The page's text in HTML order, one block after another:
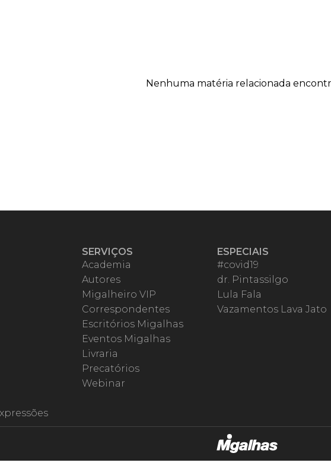
Nenhuma matéria relacionada
SERVIÇOS
Academia
Autores
Migalheiro VIP
Correspondentes
Escritórios Migalhas
Eventos Migalhas
Livraria
Precatórios
Webinar
ESPECIAIS
#covid19
dr. Pintassilgo
Lula Fala
Vazamentos Lava Jato